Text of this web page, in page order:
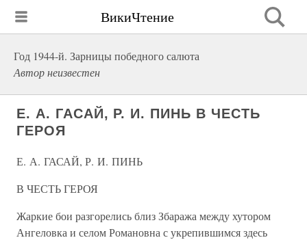
ВикиЧтение
Год 1944-й. Зарницы победного салюта
Автор неизвестен
Е. А. ГАСАЙ, Р. И. ПИНЬ В ЧЕСТЬ
ГЕРОЯ
Е. А. ГАСАЙ, Р. И. ПИНЬ
В ЧЕСТЬ ГЕРОЯ
Жаркие бои разгорелись близ Збаража между хутором
Ангеловка и селом Романовна с укрепившимся здесь